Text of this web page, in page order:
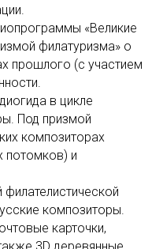
«Великие
филатуризма» о
прошлого (с участием
в цикле
Под призмой
композиторах
потомков) и
композиторы.
карточки,